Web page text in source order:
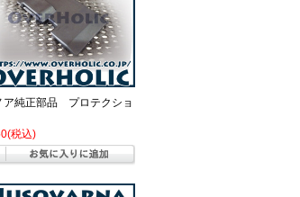
ア純正部品 プロテクショ
(税込)